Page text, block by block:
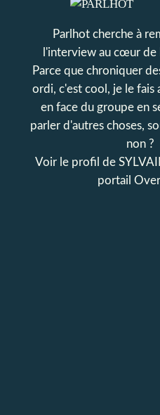
Parlhot cherche à
l'interview au cœur de
Parce que chroniquer
ordi, c'est cool, je le fais
en face du groupe en
parler d'autres choses,
non ?
Voir le profil de
portail